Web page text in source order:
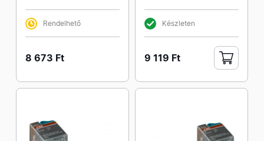
Rendelhető
8 673 Ft
Készleten
9 119 Ft